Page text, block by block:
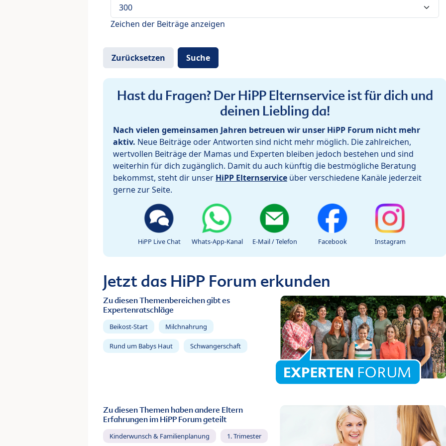
Zeichen der Beiträge anzeigen
Hast du Fragen? Der HiPP Elternservice ist für dich und
deinen Liebling da!
Nach vielen gemeinsamen Jahren betreuen wir unser HiPP Forum nicht mehr
aktiv. Neue Beiträge oder Antworten sind nicht mehr möglich. Die zahlreichen,
wertvollen Beiträge der Mamas und Experten bleiben jedoch bestehen und sind
weiterhin für dich zugänglich. Damit du auch künftig die bestmögliche Beratung
bekommst, steht dir unser HiPP Elternservice über verschiedene Kanäle jederzeit
gerne zur Seite.
HiPP Live Chat Whats-App-Kanal E-Mail / Telefon Facebook Instagram
Jetzt das HiPP Forum erkunden
Zu diesen Themenbereichen gibt es
Expertenratschläge
Beikost-Start Milchnahrung
Rund um Babys Haut Schwangerschaft
Zu diesen Themen haben andere Eltern
Erfahrungen im HiPP Forum geteilt
Kinderwunsch & Familienplanung 1. Trimester